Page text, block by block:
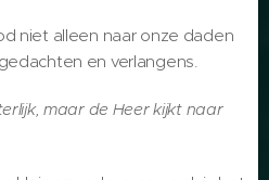
niet alleen naar onze daden
en verlangens.
maar de Heer kijkt naar